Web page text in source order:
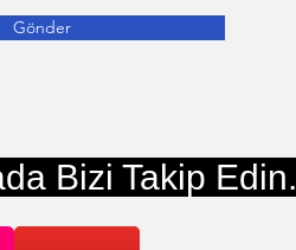
Gönder
Bizi Takip Edin.